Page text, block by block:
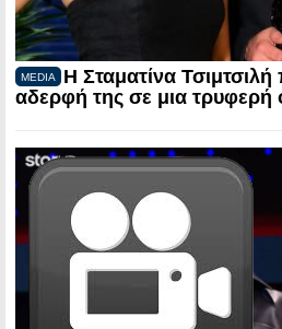
MEDIA
Η Σταματίνα Τσιμτσιλή
αδερφή της σε μια τρυφερή